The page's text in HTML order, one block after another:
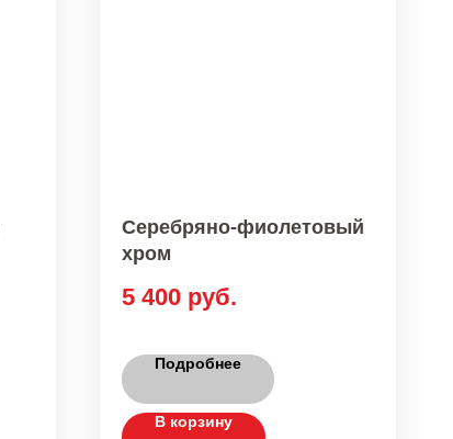
Серебряно-фиолетовый
хром
5 400 руб.
Подробнее
В корзину